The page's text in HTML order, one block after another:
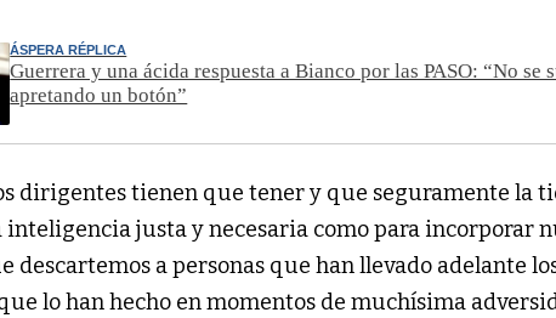
ÁSPERA RÉPLICA
Guerrera y una ácida respuesta a Bianco por las PASO: “No se
apretando un botón”
dirigentes tienen que tener y que seguramente la
justa y necesaria como para incorporar
descartemos a personas que han llevado adelante
lo han hecho en momentos de muchísima